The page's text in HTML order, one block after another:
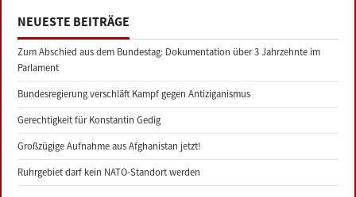
NEUESTE BEITRÄGE
Zum Abschied aus dem Bundestag: Dokumentation über 3 Jahrzehnte im
Parlament
Bundesregierung verschläft Kampf gegen Antiziganismus
Gerechtigkeit für Konstantin Gedig
Großzügige Aufnahme aus Afghanistan jetzt!
Ruhrgebiet darf kein NATO-Standort werden